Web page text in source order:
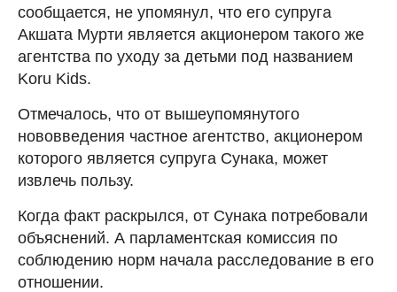
сообщается, не упомянул, что его супруга
Акшата Мурти является акционером такого же
агентства по уходу за детьми под названием
Koru Kids.
Отмечалось, что от вышеупомянутого
нововведения частное агентство, акционером
которого является супруга Сунака, может
извлечь пользу.
Когда факт раскрылся, от Сунака потребовали
объяснений. А парламентская комиссия по
соблюдению норм начала расследование в его
отношении.